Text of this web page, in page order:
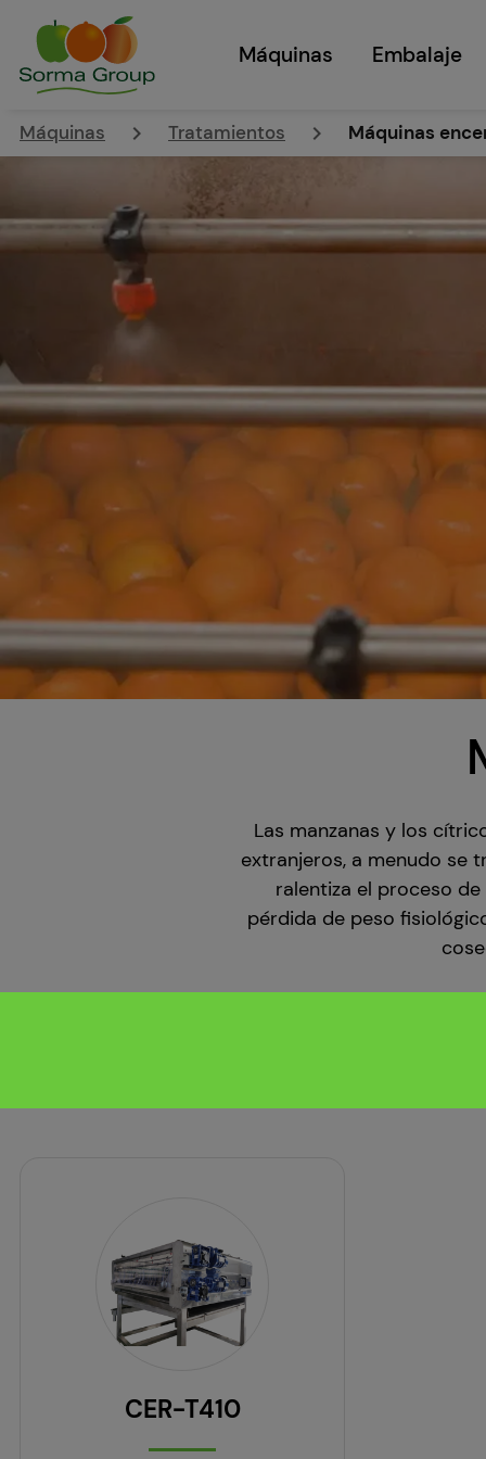
Máquinas Embalaje
Máquinas keyboard_arrow_right Tratamientos keyboard_arrow_right Máquinas
Las manzanas y los
extranjeros, a menudo se
ralentiza el proceso
pérdida de peso
CER-T410